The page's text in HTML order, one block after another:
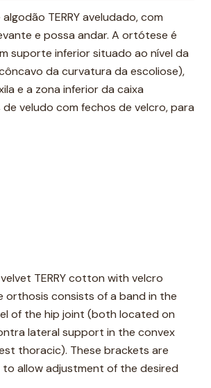
TERRY aveludado, com
e possa andar. A ortótese é
suporte inferior situado ao nível da
da curvatura da escoliose),
e a zona inferior da caixa
veludo com fechos de velcro, para
TERRY cotton with velcro
orthosis consists of a band in the
of the hip joint (both located on
lateral support in the convex
thoracic). These brackets are
allow adjustment of the desired